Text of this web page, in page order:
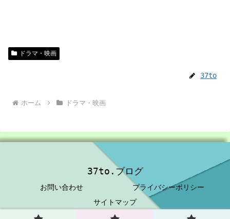
ドラマ・映画
37to
ホーム ドラマ・映画
37to.ブログ
お問い合わせ
プライバシーポリシー
サイトマップ